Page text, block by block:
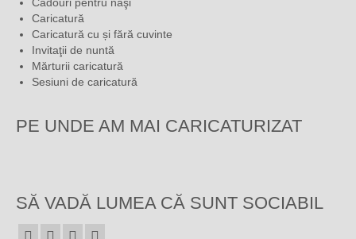
Caricatură
Caricatură cu și fără cuvinte
Invitaţii de nuntă
Mărturii caricatură
Sesiuni de caricatură
PE UNDE AM MAI CARICATURIZAT
SĂ VADĂ LUMEA CĂ SUNT SOCIABIL